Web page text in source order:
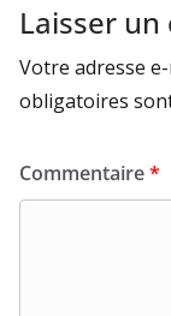
Laisser
Votre adresse
obligatoires
Commentaire*